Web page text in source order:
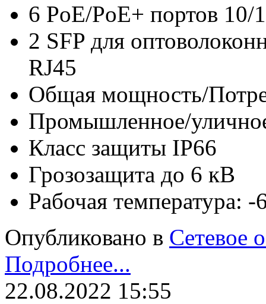
6 PoE/PoE+ портов
2 SFP для
RJ45
Общая мощность/
Промышленное/
Класс защиты IP66
Грозозащита до 6 кВ
Рабочая температура:
Опубликовано в Сетевое
Подробнее...
22.08.2022 15:55